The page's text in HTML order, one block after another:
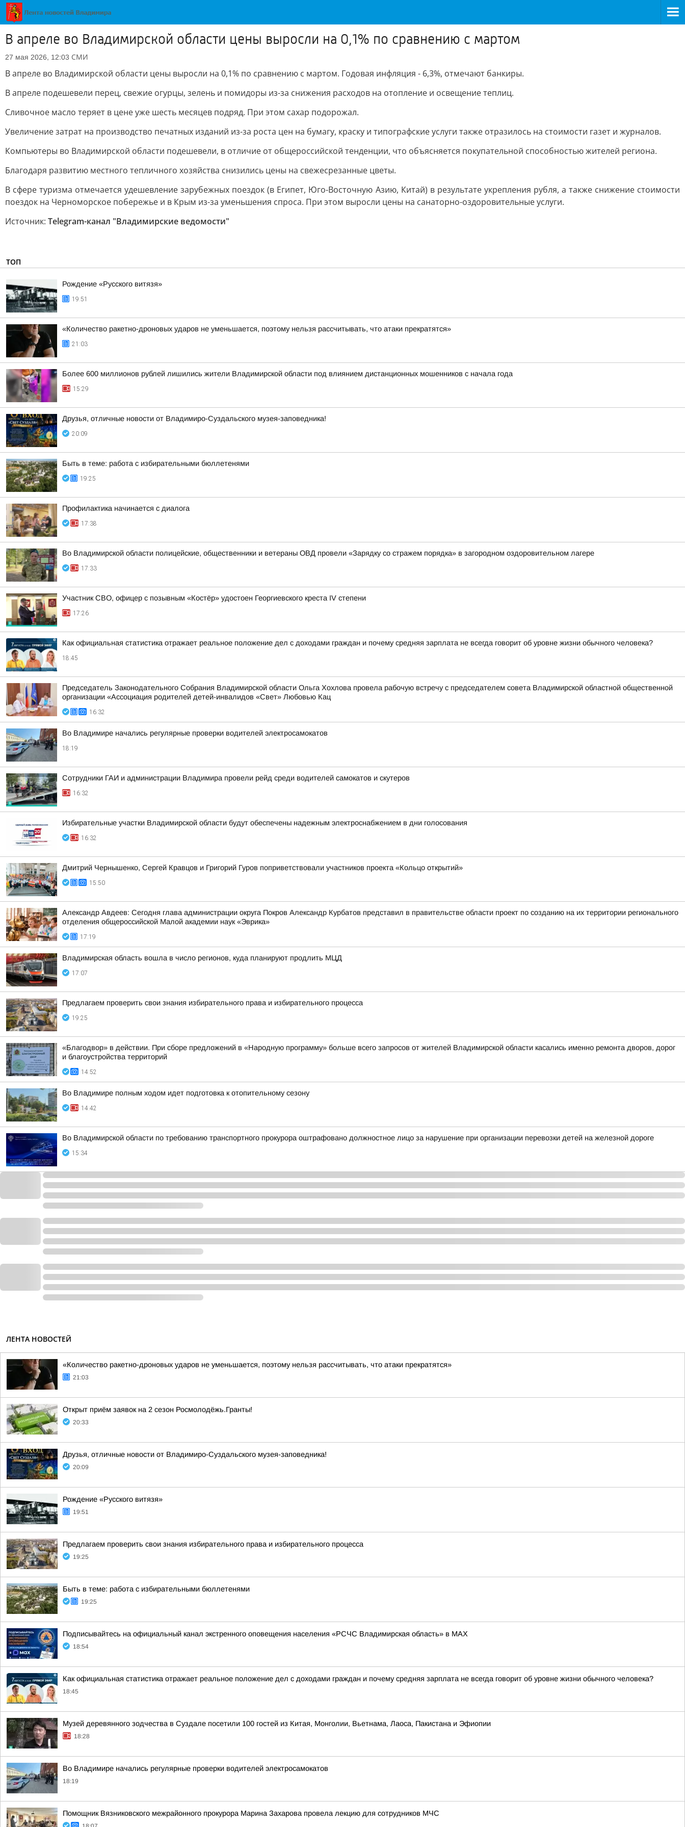
В апреле во Владимирской области цены выросли на 0,1% по сравнению с мартом
27 мая 2026, 12:03 СМИ
В апреле во Владимирской области цены выросли на 0,1% по сравнению с мартом. Годовая инфляция - 6,3%, отмечают банкиры.
В апреле подешевели перец, свежие огурцы, зелень и помидоры из-за снижения расходов на отопление и освещение теплиц.
Сливочное масло теряет в цене уже шесть месяцев подряд. При этом сахар подорожал.
Увеличение затрат на производство печатных изданий из-за роста цен на бумагу, краску и типографские услуги также отразилось на стоимости газет и журналов.
Компьютеры во Владимирской области подешевели, в отличие от общероссийской тенденции, что объясняется покупательной способностью жителей региона.
Благодаря развитию местного тепличного хозяйства снизились цены на свежесрезанные цветы.
В сфере туризма отмечается удешевление зарубежных поездок (в Египет, Юго-Восточную Азию, Китай) в результате укрепления рубля, а также снижение стоимости
поездок на Черноморское побережье и в Крым из-за уменьшения спроса. При этом выросли цены на санаторно-оздоровительные услуги.
Источник: Telegram-канал "Владимирские ведомости"
ТОП
Рождение «Русского витязя»
19:51
«Количество ракетно-дроновых ударов не уменьшается, поэтому нельзя рассчитывать, что атаки прекратятся»
21:03
Более 600 миллионов рублей лишились жители Владимирской области под влиянием дистанционных мошенников с начала года
15:29
Друзья, отличные новости от Владимиро-Суздальского музея-заповедника!
20:09
Быть в теме: работа с избирательными бюллетенями
19:25
Профилактика начинается с диалога
17:38
Во Владимирской области полицейские, общественники и ветераны ОВД провели «Зарядку со стражем порядка» в загородном оздоровительном лагере
17:33
Участник СВО, офицер с позывным «Костёр» удостоен Георгиевского креста IV степени
17:26
Как официальная статистика отражает реальное положение дел с доходами граждан и почему средняя зарплата не всегда говорит об уровне жизни обычного человека?
18:45
Председатель Законодательного Собрания Владимирской области Ольга Хохлова провела рабочую встречу с председателем совета Владимирской областной общественной
организации «Ассоциация родителей детей-инвалидов «Свет» Любовью Кац
16:32
Во Владимире начались регулярные проверки водителей электросамокатов
18:19
Сотрудники ГАИ и администрации Владимира провели рейд среди водителей самокатов и скутеров
16:32
Избирательные участки Владимирской области будут обеспечены надежным электроснабжением в дни голосования
16:32
Дмитрий Чернышенко, Сергей Кравцов и Григорий Гуров поприветствовали участников проекта «Кольцо открытий»
15:50
Александр Авдеев: Сегодня глава администрации округа Покров Александр Курбатов представил в правительстве области проект по созданию на их территории регионального
отделения общероссийской Малой академии наук «Эврика»
17:19
Владимирская область вошла в число регионов, куда планируют продлить МЦД
17:07
Предлагаем проверить свои знания избирательного права и избирательного процесса
19:25
«Благодвор» в действии. При сборе предложений в «Народную программу» больше всего запросов от жителей Владимирской области касались именно ремонта дворов, дорог
и благоустройства территорий
14:52
Во Владимире полным ходом идет подготовка к отопительному сезону
14:42
Во Владимирской области по требованию транспортного прокурора оштрафовано должностное лицо за нарушение при организации перевозки детей на железной дороге
15:34
ЛЕНТА НОВОСТЕЙ
«Количество ракетно-дроновых ударов не уменьшается, поэтому нельзя рассчитывать, что атаки прекратятся»
21:03
Открыт приём заявок на 2 сезон Росмолодёжь.Гранты!
20:33
Друзья, отличные новости от Владимиро-Суздальского музея-заповедника!
20:09
Рождение «Русского витязя»
19:51
Предлагаем проверить свои знания избирательного права и избирательного процесса
19:25
Быть в теме: работа с избирательными бюллетенями
19:25
Подписывайтесь на официальный канал экстренного оповещения населения «РСЧС Владимирская область» в МАХ
18:54
Как официальная статистика отражает реальное положение дел с доходами граждан и почему средняя зарплата не всегда говорит об уровне жизни обычного человека?
18:45
Музей деревянного зодчества в Суздале посетили 100 гостей из Китая, Монголии, Вьетнама, Лаоса, Пакистана и Эфиопии
18:28
Во Владимире начались регулярные проверки водителей электросамокатов
18:19
Помощник Вязниковского межрайонного прокурора Марина Захарова провела лекцию для сотрудников МЧС